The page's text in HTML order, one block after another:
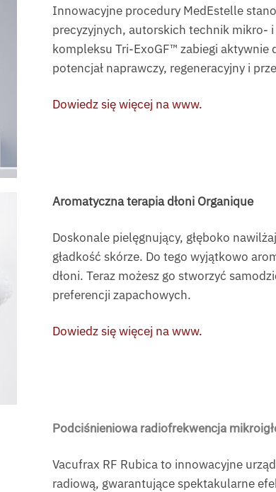
Innowacyjne procedury MedEstelle
precyzyjnych, autorskich technik mikro-
kompleksu Tri-ExoGF™ zabiegi aktywnie
potencjał naprawczy, regeneracyjny i
Dowiedz się więcej na www.
Aromatyczna terapia dłoni Organique
Doskonale pielęgnujący, głęboko
gładkość skórze. Do tego wyjątkowo
dłoni. Teraz możesz go stworzyć
preferencji zapachowych.
Dowiedz się więcej na www.
Podciśnieniowa radiofrekwencja
Vacufrax RF Rubica to innowacyjne
radiową, gwarantujące spektakularne